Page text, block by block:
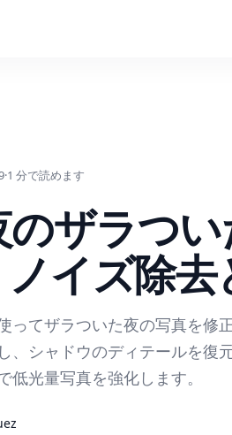
·1 分で読めます
ザラつ
イズ除
ってザラついた夜の写真を修
、シャドウのディテールを復
低光量写真を強化します。